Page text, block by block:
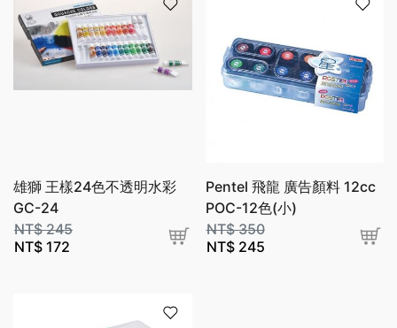
雄獅 王樣24色不透明水彩
GC-24
NT$245
NT$ 172
Pentel 飛龍 廣告顏料 12cc
POC-12色(小)
NT$350
NT$245